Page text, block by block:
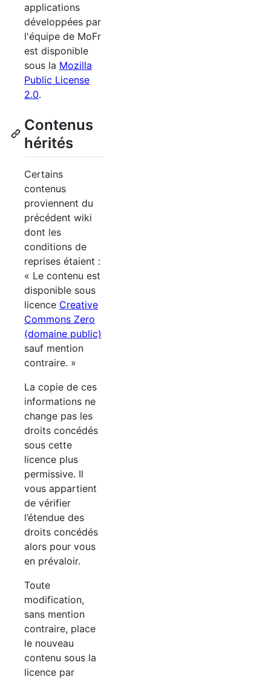
applications
développées par
l'équipe de MoFr
est disponible
sous la Mozilla
Public License
2.0.
Contenus
hérités
Certains
contenus
proviennent du
précédent wiki
dont les
conditions de
reprises étaient :
« Le contenu est
disponible sous
licence Creative
Commons Zero
(domaine public)
sauf mention
contraire. »
La copie de ces
informations ne
change pas les
droits concédés
sous cette
licence plus
permissive. Il
vous appartient
de vérifier
l’étendue des
droits concédés
alors pour vous
en prévaloir.
Toute
modification,
sans mention
contraire, place
le nouveau
contenu sous la
licence par